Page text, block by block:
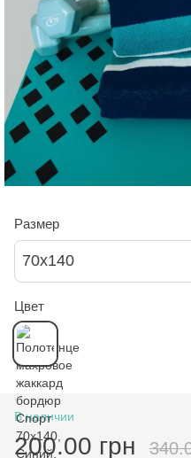
Размер
70х140
Цвет
В наличии
200.00 грн